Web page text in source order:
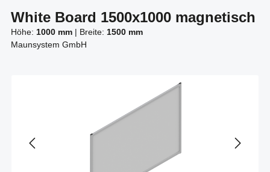
White Board 1500x1000 magnetisch
Höhe: 1000 mm | Breite: 1500 mm
Maunsystem GmbH